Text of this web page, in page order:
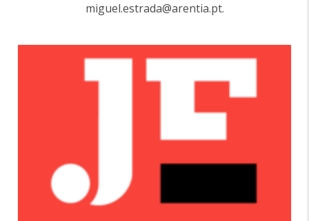
miguel.estrada@arentia.pt.